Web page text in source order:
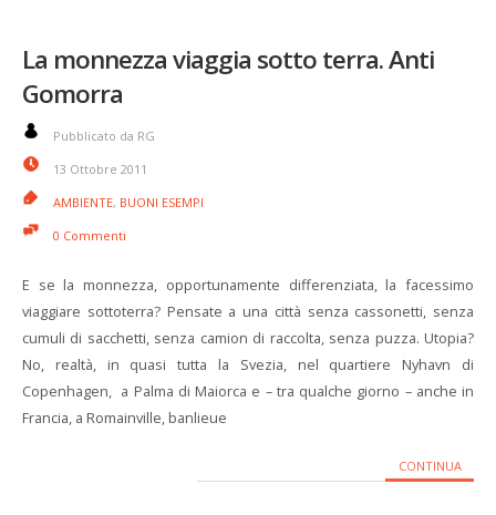
La monnezza viaggia sotto terra. Anti
Gomorra
Pubblicato da RG
13 Ottobre 2011
AMBIENTE, BUONI ESEMPI
0 Commenti
E se la monnezza, opportunamente differenziata, la facessimo
viaggiare sottoterra? Pensate a una città senza cassonetti, senza
cumuli di sacchetti, senza camion di raccolta, senza puzza. Utopia?
No, realtà, in quasi tutta la Svezia, nel quartiere Nyhavn di
Copenhagen, a Palma di Maiorca e – tra qualche giorno – anche in
Francia, a Romainville, banlieue
CONTINUA